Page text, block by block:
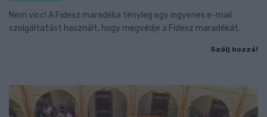
Nem vicc! A Fidesz maradéka tényleg egy ingyenes e-mail
szolgáltatást használt, hogy megvédje a Fidesz maradékát.
Szólj hozzá!